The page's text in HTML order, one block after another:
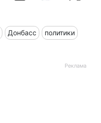
Донбасс политики